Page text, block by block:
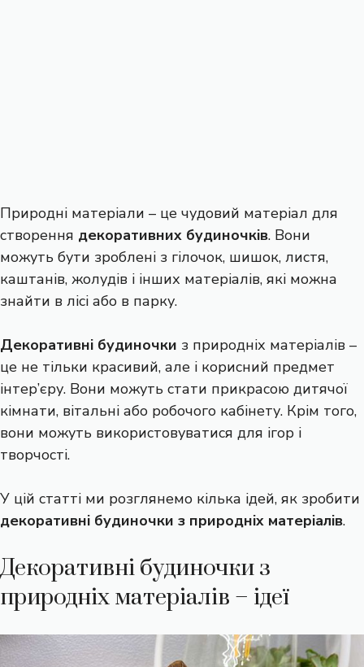
Природні матеріали – це чудовий матеріал для
створення декоративних будиночків. Вони
можуть бути зроблені з гілочок, шишок, листя,
каштанів, жолудів і інших матеріалів, які можна
знайти в лісі або в парку.
Декоративні будиночки з природніх матеріалів –
це не тільки красивий, але і корисний предмет
інтер’єру. Вони можуть стати прикрасою дитячої
кімнати, вітальні або робочого кабінету. Крім того,
вони можуть використовуватися для ігор і
творчості.
У цій статті ми розглянемо кілька ідей, як зробити
декоративні будиночки з природніх матеріалів.
Декоративні будиночки з
природніх матеріалів – ідеї